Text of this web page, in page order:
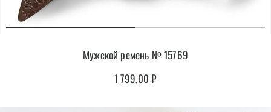
Мужской ремень № 15769
1 799,00₽